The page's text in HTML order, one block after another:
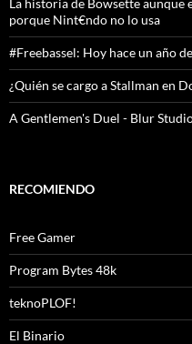
La historia de Bowsette
porque Nint€ndo no lo usa
#Freebassel: Hoy hace un año
¿Quién se cargo a Stallman en
A Gentlemen's Duel - Blur
RECOMIENDO
Free Gamer
Program Bytes 48k
teknoPLOF!
El Binario